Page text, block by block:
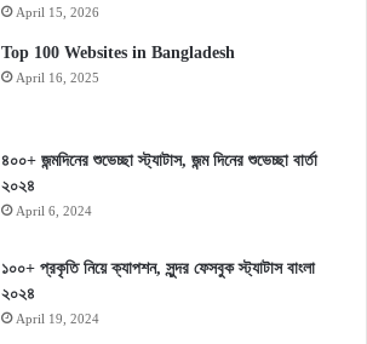
April 15, 2026
Top 100 Websites in Bangladesh
April 16, 2025
৪০০+ জন্মদিনের শুভেচ্ছা স্ট্যাটাস, জন্ম দিনের শুভেচ্ছা বার্তা
২০২৪
April 6, 2024
১০০+ প্রকৃতি নিয়ে ক্যাপশন, সুন্দর ফেসবুক স্ট্যাটাস বাংলা
২০২৪
April 19, 2024